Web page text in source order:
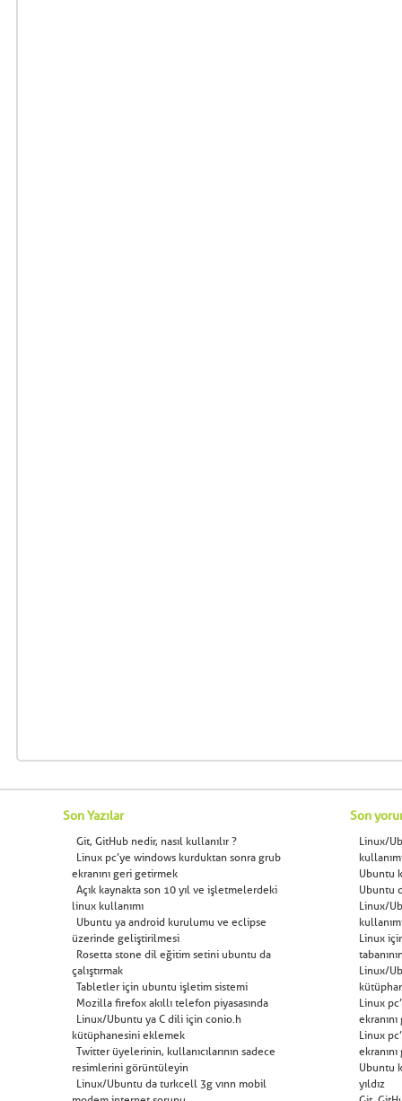
Son Yazılar
Git, GitHub nedir, nasıl kullanılır ?
Linux pc’ye windows kurduktan sonra grub
ekranını geri getirmek
Açık kaynakta son 10 yıl ve işletmelerdeki
linux kullanımı
Ubuntu ya android kurulumu ve eclipse
üzerinde geliştirilmesi
Rosetta stone dil eğitim setini ubuntu da
çalıştırmak
Tabletler için ubuntu işletim sistemi
Mozilla firefox akıllı telefon piyasasında
Linux/Ubuntu ya C dili için conio.h
kütüphanesini eklemek
Twitter üyelerinin, kullanıcılarının sadece
resimlerini görüntüleyin
Linux/Ubuntu da turkcell 3g vınn mobil
Son
Linux/
Ubuntu
Ubuntu
Linux/
Linux
Linux/
Linux
Linux
Ubuntu
yıldız